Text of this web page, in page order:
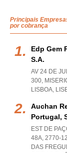
Principais
por cobrança
Edp Gem
S.a.
AV 24 DE
300,
LISBOA,
Auchan
Portugal,
EST DE
48A, 2770-
DAS